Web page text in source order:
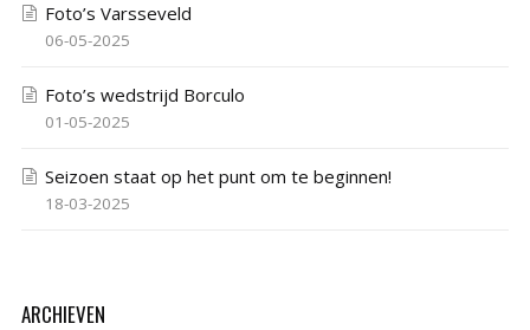
Foto’s Varsseveld
06-05-2025
Foto’s wedstrijd Borculo
01-05-2025
Seizoen staat op het punt om te beginnen!
18-03-2025
ARCHIEVEN